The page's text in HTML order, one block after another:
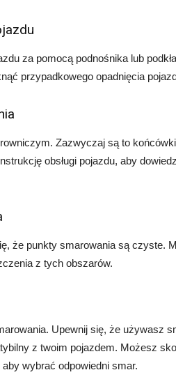
za pomocą podnośnika lub
przypadkowego opadnięcia
Zazwyczaj są to
obsługi pojazdu, aby
że punkty smarowania są czyste.
z tych obszarów.
Upewnij się, że używasz
z twoim pojazdem. Możesz
wybrać odpowiedni smar.